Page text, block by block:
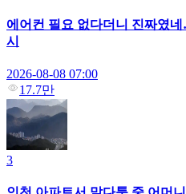
에어컨 필요 없다더니 진짜였
시
2026-08-08 07:00
17.7만
3